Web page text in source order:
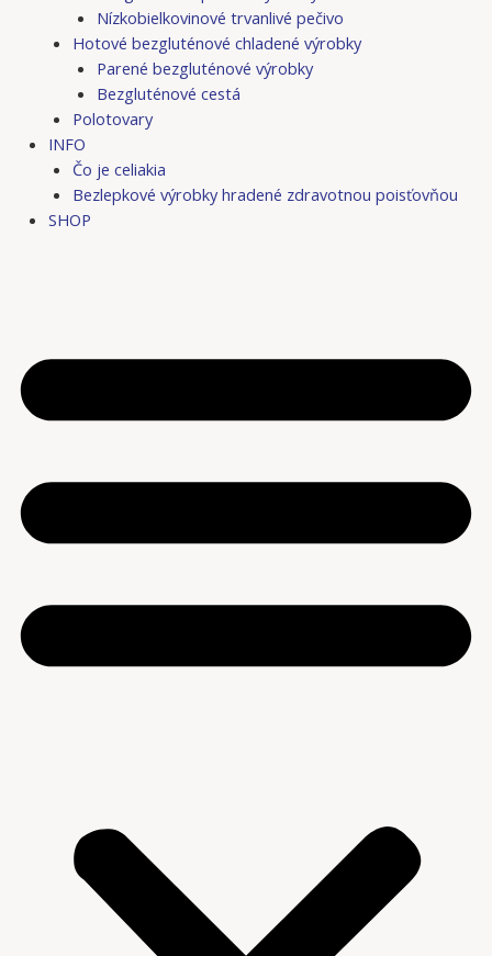
Nízkobielkovinové trvanlivé pečivo
Hotové bezgluténové chladené výrobky
Parené bezgluténové výrobky
Bezgluténové cestá
Polotovary
INFO
Čo je celiakia
Bezlepkové výrobky hradené zdravotnou poisťovňou
SHOP